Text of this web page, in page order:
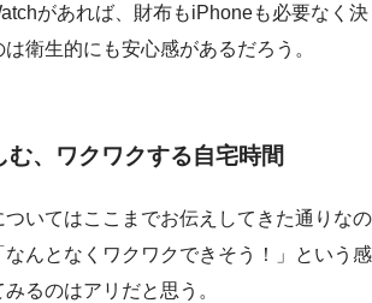
があれば、財布もiPhoneも必要なく決
衛生的にも安心感があるだろう。
む、ワクワクする自宅時間
いてはここまでお伝えしてきた通りなの
んとなくワクワクできそう！」という感
るのはアリだと思う。